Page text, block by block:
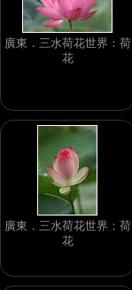
廣東．三水荷花世界：荷
花
廣東．三水荷花世界：荷
花